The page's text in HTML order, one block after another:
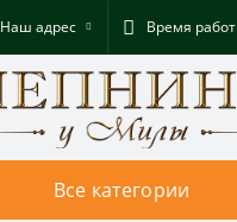
Наш адрес Время
Все категории